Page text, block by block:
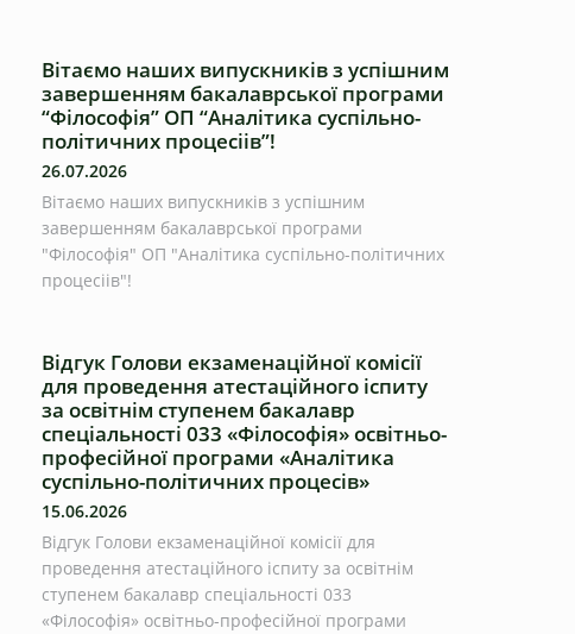
Вітаємо наших випускників з успішним
завершенням бакалаврської програми
“Філософія” ОП “Аналітика суспільно-
політичних процесіів”!
26.07.2026
Вітаємо наших випускників з успішним
завершенням бакалаврської програми
"Філософія" ОП "Аналітика суспільно-політичних
процесіів"!
Відгук Голови екзаменаційної комісії
для проведення атестаційного іспиту
за освітнім ступенем бакалавр
спеціальності 033 «Філософія» освітньо-
професійної програми «Аналітика
суспільно-політичних процесів»
15.06.2026
Відгук Голови екзаменаційної комісії для
проведення атестаційного іспиту за освітнім
ступенем бакалавр спеціальності 033
«Філософія» освітньо-професійної програми